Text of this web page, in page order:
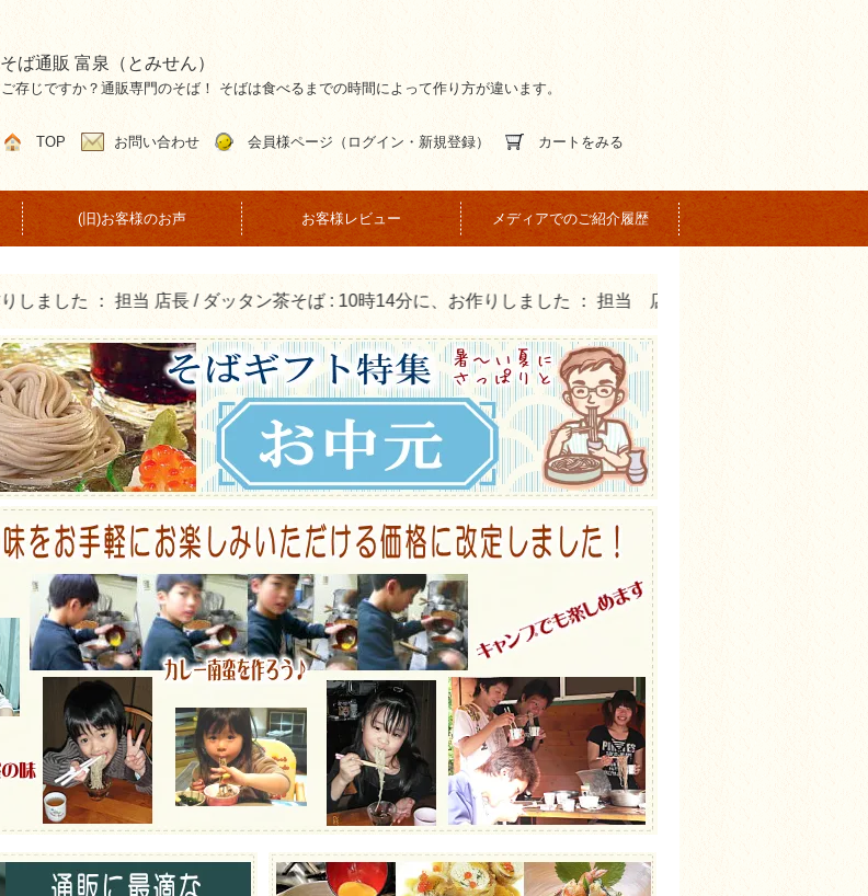
そば通販 富泉（とみせん）
ご存じですか？通販専門のそば！ そばは食べるまでの時間によって作り方が違います。
TOP お問い合わせ 会員様ページ（ログイン・新規登録） カートをみる
(旧)お客様のお声 お客様レビュー メディアでのご紹介履歴